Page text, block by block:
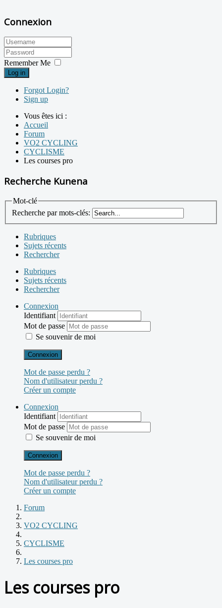
Connexion
Remember Me
Log in
Forgot Login?
Sign up
Vous êtes ici :
Accueil
Forum
VO2 CYCLING
CYCLISME
Les courses pro
Recherche Kunena
Mot-clé
Recherche par mots-clés:
Rubriques
Sujets récents
Rechercher
Rubriques
Sujets récents
Rechercher
Connexion
Identifiant
Mot de passe
Se souvenir de moi
Connexion
Mot de passe perdu ?
Nom d'utilisateur perdu ?
Créer un compte
Connexion
Identifiant
Mot de passe
Se souvenir de moi
Connexion
Mot de passe perdu ?
Nom d'utilisateur perdu ?
Créer un compte
Forum
VO2 CYCLING
CYCLISME
Les courses pro
Les courses pro